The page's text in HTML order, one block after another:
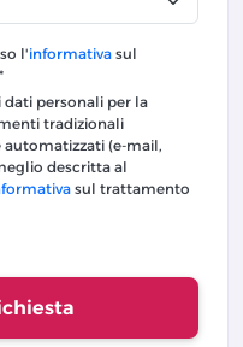
l'informativa sul
personali per la
tradizionali
(e-mail,
descritta al
sul trattamento